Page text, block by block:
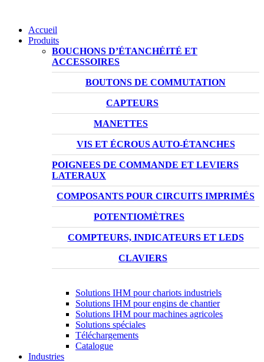
Accueil
Produits
BOUCHONS D’ÉTANCHÉITÉ ET
ACCESSOIRES
BOUTONS DE COMMUTATION
CAPTEURS
MANETTES
VIS ET ÉCROUS AUTO-ÉTANCHES
POIGNEES DE COMMANDE ET LEVIERS
LATERAUX
COMPOSANTS POUR CIRCUITS IMPRIMÉS
POTENTIOMÈTRES
COMPTEURS, INDICATEURS ET LEDS
CLAVIERS
Solutions IHM pour chariots industriels
Solutions IHM pour engins de chantier
Solutions IHM pour machines agricoles
Solutions spéciales
Téléchargements
Catalogue
Industries